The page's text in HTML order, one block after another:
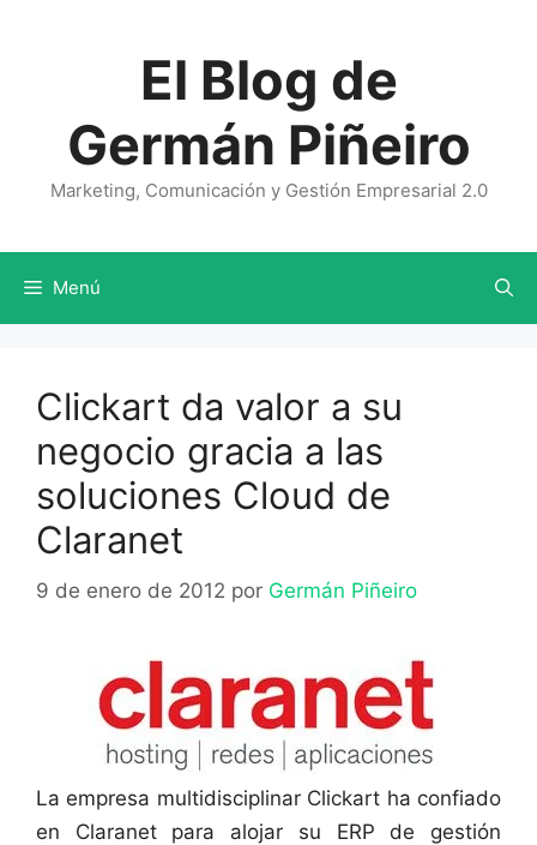
El Blog de
Germán Piñeiro
Marketing, Comunicación y Gestión Empresarial 2.0
Menú
Clickart da valor a su
negocio gracia a las
soluciones Cloud de
Claranet
9 de enero de 2012 por Germán Piñeiro
La empresa multidisciplinar Clickart ha confiado
en Claranet para alojar su ERP de gestión